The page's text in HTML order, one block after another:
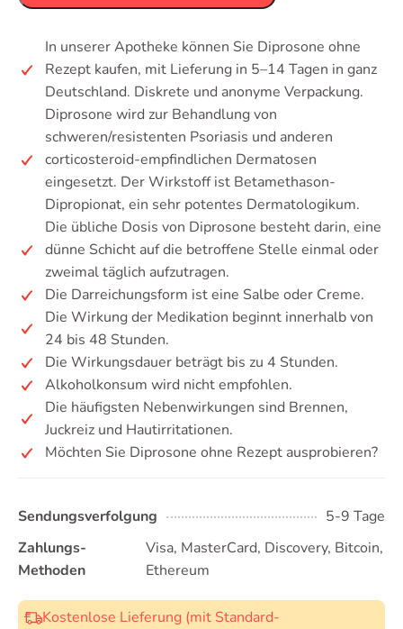
In unserer Apotheke können Sie Diprosone ohne
Rezept kaufen, mit Lieferung in 5–14 Tagen in ganz
Deutschland. Diskrete und anonyme Verpackung.
Diprosone wird zur Behandlung von
schweren/resistenten Psoriasis und anderen
corticosteroid-empfindlichen Dermatosen
eingesetzt. Der Wirkstoff ist Betamethason-
Dipropionat, ein sehr potentes Dermatologikum.
Die übliche Dosis von Diprosone besteht darin, eine
dünne Schicht auf die betroffene Stelle einmal oder
zweimal täglich aufzutragen.
Die Darreichungsform ist eine Salbe oder Creme.
Die Wirkung der Medikation beginnt innerhalb von
24 bis 48 Stunden.
Die Wirkungsdauer beträgt bis zu 4 Stunden.
Alkoholkonsum wird nicht empfohlen.
Die häufigsten Nebenwirkungen sind Brennen,
Juckreiz und Hautirritationen.
Möchten Sie Diprosone ohne Rezept ausprobieren?
Sendungsverfolgung
5-9 Tage
Zahlungs-
Methoden
Visa, MasterCard, Discovery, Bitcoin,
Ethereum
Kostenlose Lieferung (mit Standard-